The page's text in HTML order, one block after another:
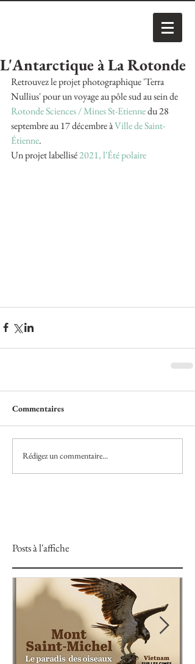
L'Antarctique à La Rotonde
Retrouvez le projet photographique 'Terra
Nullius' pour un voyage au pôle sud au sein de
Rotonde Sciences / Mines St-Etienne du 28
septembre au 17 décembre à Ville de Saint-
Étienne.
Un projet labellisé 2021, l'Été polaire
Commentaires
Rédigez un commentaire...
Posts à l'affiche